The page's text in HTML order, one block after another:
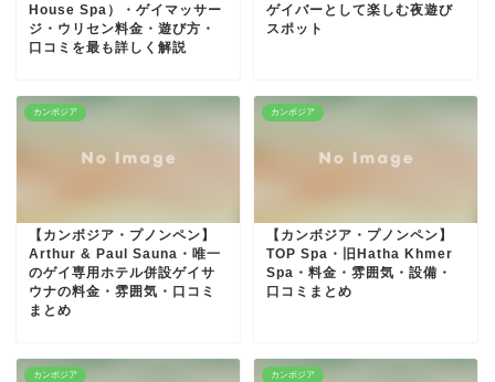
House Spa）・ゲイマッサー
ジ・ウリセン料金・遊び方・
口コミを最も詳しく解説
ゲイバーとして楽しむ夜遊び
スポット
カンボジア
【カンボジア・プノンペン】
Arthur & Paul Sauna・唯一
のゲイ専用ホテル併設ゲイサ
ウナの料金・雰囲気・口コミ
まとめ
カンボジア
【カンボジア・プノンペン】
TOP Spa・旧Hatha Khmer
Spa・料金・雰囲気・設備・
口コミまとめ
カンボジア カンボジア